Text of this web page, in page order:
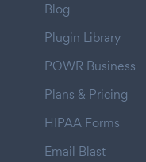
Blog
Plugin Library
POWR Business
Plans & Pricing
HIPAA Forms
Email Blast